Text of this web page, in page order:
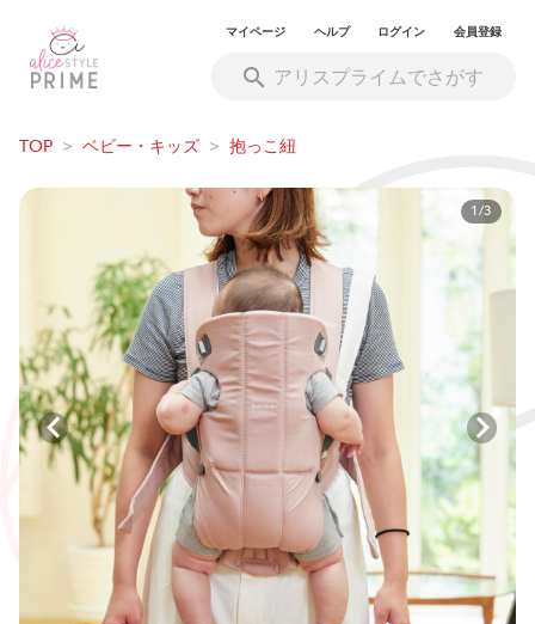
マイページ ヘルプ ログイン 会員登録
TOP > ベビー・キッズ > 抱っこ紐
1/3